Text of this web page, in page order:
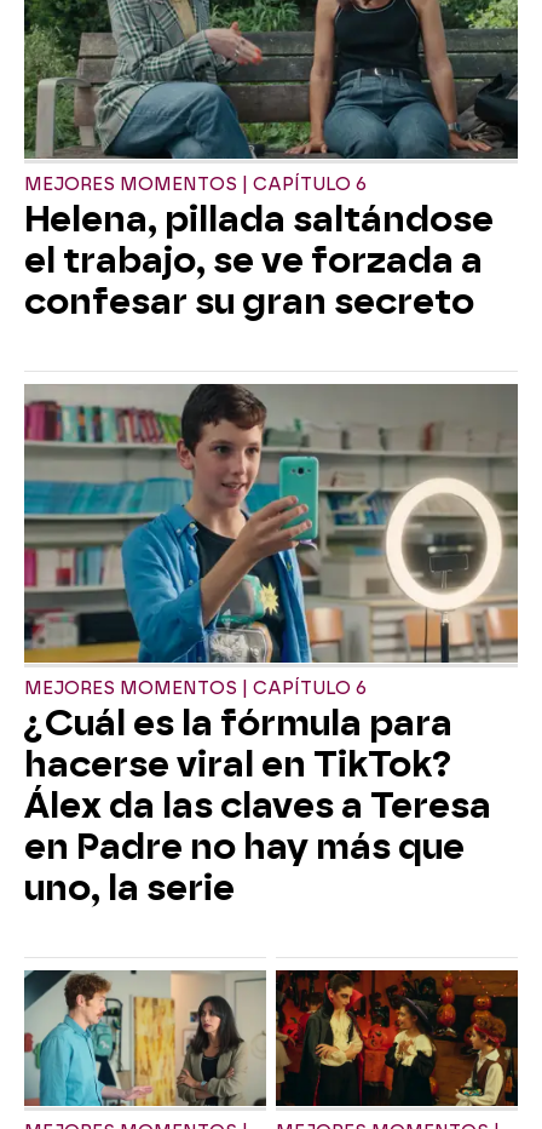
MEJORES MOMENTOS | CAPÍTULO 6
Helena, pillada saltándose
el trabajo, se ve forzada a
confesar su gran secreto
MEJORES MOMENTOS | CAPÍTULO 6
¿Cuál es la fórmula para
hacerse viral en TikTok?
Álex da las claves a Teresa
en Padre no hay más que
uno, la serie